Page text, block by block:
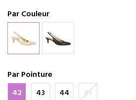
Par Couleur
Par Pointure
42
43 44 45